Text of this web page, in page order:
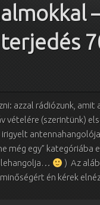
azzal rádiózunk, amit
vételére (szerintünk)
irigyelt
még egy” kategóriába
lehangolja…
) Az
én kérek